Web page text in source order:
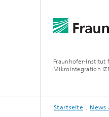
Fraunhofer-Institut
Mikrointegration
DAS INSTITUT
ABTEILUNGEN
NEWS &
Startseite News